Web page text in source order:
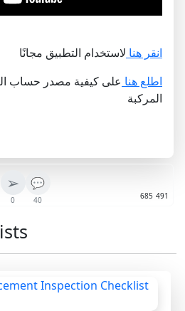
انقر هنا لاستخدام التطبيق مجانًا
اطلع هنا على كيفية مصدر حساب
المركبة
➢
0
💬
40 685 491